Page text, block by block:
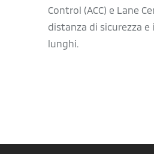
Control (ACC) e Lane
distanza di sicurezza
lunghi.